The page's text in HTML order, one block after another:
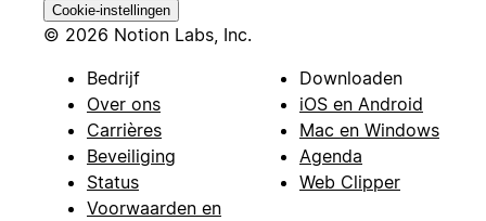
Cookie-instellingen
© 2026 Notion Labs, Inc.
Bedrijf
Over ons
Carrières
Beveiliging
Status
Voorwaarden en
Downloaden
iOS en Android
Mac en Windows
Agenda
Web Clipper